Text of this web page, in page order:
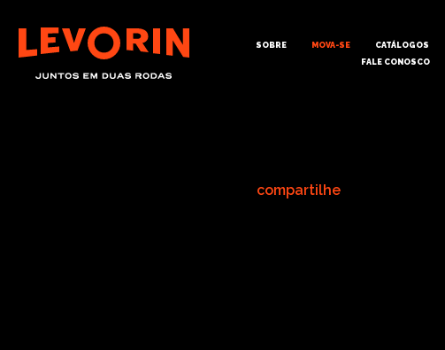
SOBRE MOVA-SE CATÁLOGOS
FALE CONOSCO
compartilhe